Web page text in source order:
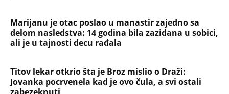
Marijanu je otac poslao u manastir zajedno sa
delom nasledstva: 14 godina bila zazidana u sobici,
ali je u tajnosti decu rađala
Titov lekar otkrio šta je Broz mislio o Draži:
Jovanka pocrvenela kad je ovo čula, a svi ostali
zabezeknuti